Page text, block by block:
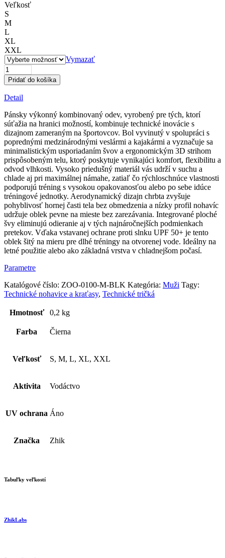
Veľkosť
S
M
L
XL
XXL
Vymazať
množstvo
Pánsky
výkonný
kombinovaný
–
čierny
Pridať do košíka
Detail
Pánsky výkonný kombinovaný odev, vyrobený pre tých, ktorí
súťažia na hranici možností, kombinuje technické inovácie s
dizajnom zameraným na športovcov. Bol vyvinutý v spolupráci s
poprednými medzinárodnými veslármi a kajakármi a vyznačuje sa
minimalistickým usporiadaním švov a ergonomickým 3D strihom
prispôsobeným telu, ktorý poskytuje vynikajúci komfort, flexibilitu a
odvod vlhkosti. Vysoko priedušný materiál vás udrží v suchu a
chlade aj pri maximálnej námahe, zatiaľ čo rýchloschnúce vlastnosti
podporujú tréning s vysokou opakovanosťou alebo po sebe idúce
tréningové jednotky. Aerodynamický dizajn chrbta zvyšuje
pohyblivosť hornej časti tela bez obmedzenia a nízky profil nohavíc
udržuje oblek pevne na mieste bez zarezávania. Integrované ploché
švy eliminujú odieranie aj v tých najnáročnejších podmienkach
pretekov. Vďaka vstavanej ochrane proti slnku UPF 50+ je tento
oblek šitý na mieru pre dlhé tréningy na otvorenej vode. Ideálny na
letné použitie alebo ako základná vrstva v chladnejšom počasí.
Parametre
Katalógové číslo: ZOO-0100-M-BLK Kategória: Muži Tagy:
Technické nohavice a kraťasy, Technické tričká
Hmotnosť 0,2 kg
Farba Čierna
Veľkosť S, M, L, XL, XXL
Aktivita Vodáctvo
UV ochrana Áno
Značka Zhik
Tabuľky veľkostí
ZhikLabs